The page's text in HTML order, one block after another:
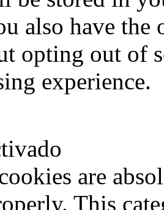
also have
opting out of
experience.
are
This